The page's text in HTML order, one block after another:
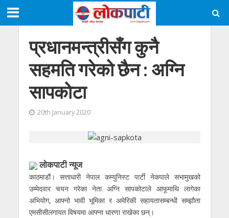
प्रधानमन्त्रीसँग कुनै
सहमति गरेको छैन : अग्नि
सापकाेटा
20th January 2020
लाेकपाटी न्यूज
काठमाडौं। सत्ताधारी नेपाल कम्युनिस्ट पार्टी नेकपाले सभामुखको
उम्मेदवार चयन गरेका नेता अग्नि सापकोटाले आफूमाथि लागेका
अभियोग, आफ्नो भावी भूमिका र अमेरिकी सहायतासम्बन्धी सम्झौता
एमसीसीलगायत विषयमा आफ्ना धारणा राखेका छन्।